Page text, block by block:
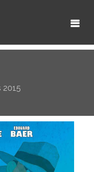
2015